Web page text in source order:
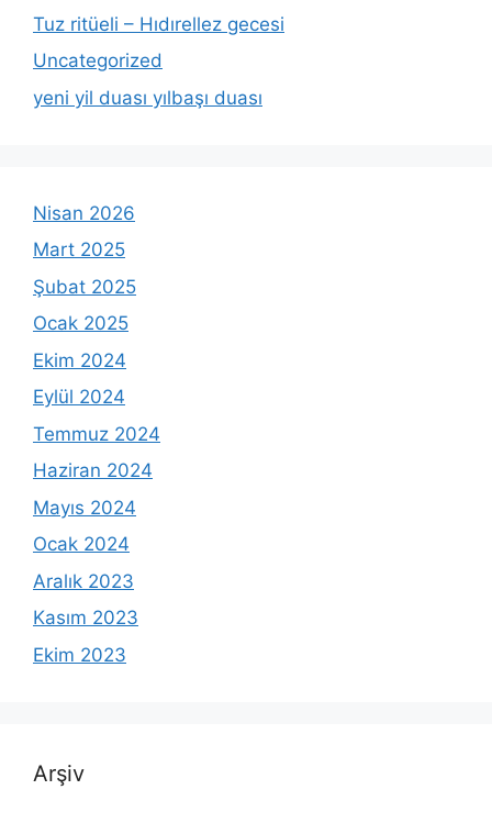
Tuz ritüeli – Hıdırellez gecesi
Uncategorized
yeni yil duası yılbaşı duası
Nisan 2026
Mart 2025
Şubat 2025
Ocak 2025
Ekim 2024
Eylül 2024
Temmuz 2024
Haziran 2024
Mayıs 2024
Ocak 2024
Aralık 2023
Kasım 2023
Ekim 2023
Arşiv